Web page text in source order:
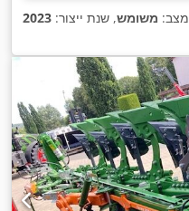
מצב: משומש, שנת ייצור: 2023